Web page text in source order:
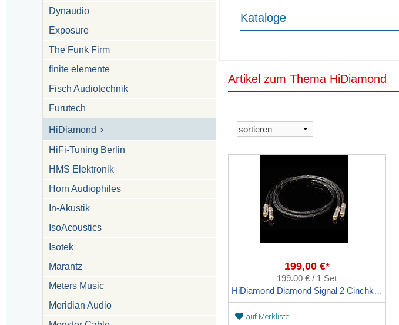
Dynaudio
Exposure
The Funk Firm
finite elemente
Fisch Audiotechnik
Furutech
HiDiamond
HiFi-Tuning Berlin
HMS Elektronik
Horn Audiophiles
In-Akustik
IsoAcoustics
Isotek
Marantz
Meters Music
Meridian Audio
Kataloge
Artikel zum Thema HiDiamond
199,00 €*
199.00 € / 1 Set
HiDiamond Diamond Signal 2 Cinchkabel
auf Merkliste